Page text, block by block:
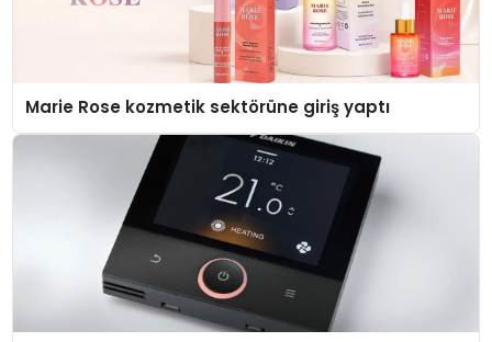
Marie Rose kozmetik sektörüne giriş yaptı